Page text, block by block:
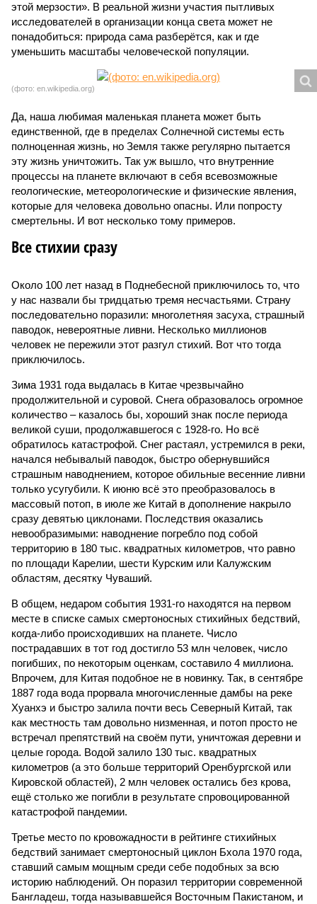
этой мерзости». В реальной жизни участия пытливых
исследователей в организации конца света может не
понадобиться: природа сама разберётся, как и где
уменьшить масштабы человеческой популяции.
(фото: en.wikipedia.org)
Да, наша любимая маленькая планета может быть
единственной, где в пределах Солнечной системы есть
полноценная жизнь, но Земля также регулярно пытается
эту жизнь уничтожить. Так уж вышло, что внутренние
процессы на планете включают в себя всевозможные
геологические, метеорологические и физические явления,
которые для человека довольно опасны. Или попросту
смертельны. И вот несколько тому примеров.
Все стихии сразу
Около 100 лет назад в Поднебесной приключилось то, что
у нас назвали бы тридцатью тремя несчастьями. Страну
последовательно поразили: многолетняя засуха, страшный
паводок, невероятные ливни. Несколько миллионов
человек не пережили этот разгул стихий. Вот что тогда
приключилось.
Зима 1931 года выдалась в Китае чрезвычайно
продолжительной и суровой. Снега образовалось огромное
количество – казалось бы, хороший знак после периода
великой суши, продолжавшегося с 1928-го. Но всё
обратилось катастрофой. Снег растаял, устремился в реки,
начался небывалый паводок, быстро обернувшийся
страшным наводнением, которое обильные весенние ливни
только усугубили. К июню всё это преобразовалось в
массовый потоп, в июле же Китай в дополнение накрыло
сразу девятью циклонами. Последствия оказались
невообразимыми: наводнение погребло под собой
территорию в 180 тыс. квадратных километров, что равно
по площади Карелии, шести Курским или Калужским
областям, десятку Чуваший.
В общем, недаром события 1931-го находятся на первом
месте в списке самых смертоносных стихийных бедствий,
когда-либо происходивших на планете. Число
пострадавших в тот год достигло 53 млн человек, число
погибших, по некоторым оценкам, составило 4 миллиона.
Впрочем, для Китая подобное не в новинку. Так, в сентябре
1887 года вода прорвала многочисленные дамбы на реке
Хуанхэ и быстро залила почти весь Северный Китай, так
как местность там довольно низменная, и потоп просто не
встречал препятствий на своём пути, уничтожая деревни и
целые города. Водой залило 130 тыс. квадратных
километров (а это больше территорий Оренбургской или
Кировской областей), 2 млн человек остались без крова,
ещё столько же погибли в результате спровоцированной
катастрофой пандемии.
Третье место по кровожадности в рейтинге стихийных
бедствий занимает смертоносный циклон Бхола 1970 года,
ставший самым мощным среди себе подобных за всю
историю наблюдений. Он поразил территории современной
Бангладеш, тогда называвшейся Восточным Пакистаном, и